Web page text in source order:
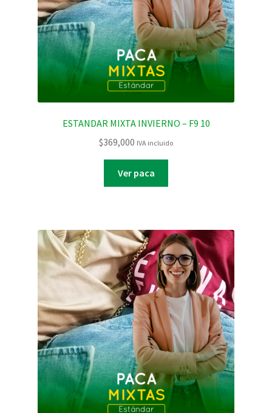
ESTANDAR MIXTA INVIERNO – F9 10
$369,000 IVA incluido
Ver paca